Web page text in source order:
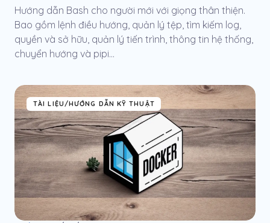
Hướng dẫn Bash cho người mới với giọng thân thiện.
Bao gồm lệnh điều hướng, quản lý tệp, tìm kiếm log,
quyền và sở hữu, quản lý tiến trình, thông tin hệ thống,
chuyển hướng và pipi...
TÀI LIỆU/HƯỚNG DẪN KỸ THUẬT